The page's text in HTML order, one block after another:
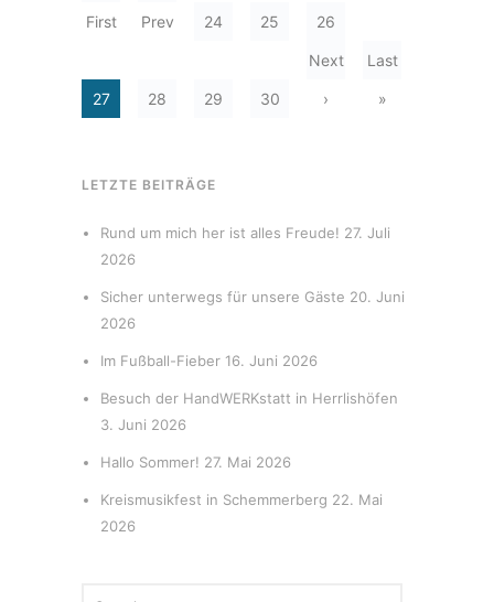
First Prev 24 25 26
27 28 29 30
Next
›
Last
»
LETZTE BEITRÄGE
Rund um mich her ist alles Freude! 27. Juli
2026
Sicher unterwegs für unsere Gäste 20. Juni
2026
Im Fußball-Fieber 16. Juni 2026
Besuch der HandWERKstatt in Herrlishöfen
3. Juni 2026
Hallo Sommer! 27. Mai 2026
Kreismusikfest in Schemmerberg 22. Mai
2026